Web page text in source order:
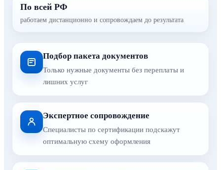
По всей РФ
работаем дистанционно и сопровождаем до результата
Подбор пакета документов
Только нужные документы без переплаты и
лишних услуг
Экспертное сопровождение
Специалисты по сертификации подскажут
оптимальную схему оформления